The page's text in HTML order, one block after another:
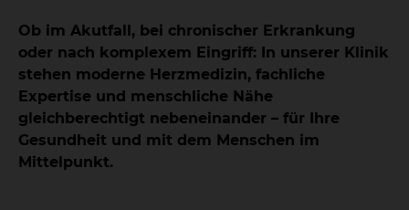
Ob im Akutfall, bei chronischer Erkrankung
oder nach komplexem Eingriff: In unserer Klinik
stehen moderne Herzmedizin, fachliche
Expertise und menschliche Nähe
gleichberechtigt nebeneinander – für Ihre
Gesundheit und mit dem Menschen im
Mittelpunkt.